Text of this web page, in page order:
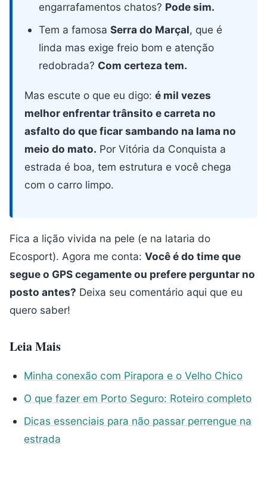
engarrafamentos chatos? Pode sim.
Tem a famosa Serra do Marçal, que é
linda mas exige freio bom e atenção
redobrada? Com certeza tem.
Mas escute o que eu digo: é mil vezes
melhor enfrentar trânsito e carreta no
asfalto do que ficar sambando na lama no
meio do mato. Por Vitória da Conquista a
estrada é boa, tem estrutura e você chega
com o carro limpo.
Fica a lição vivida na pele (e na lataria do
Ecosport). Agora me conta: Você é do time que
segue o GPS cegamente ou prefere perguntar no
posto antes? Deixa seu comentário aqui que eu
quero saber!
Leia Mais
Minha conexão com Pirapora e o Velho Chico
O que fazer em Porto Seguro: Roteiro completo
Dicas essenciais para não passar perrengue na
estrada